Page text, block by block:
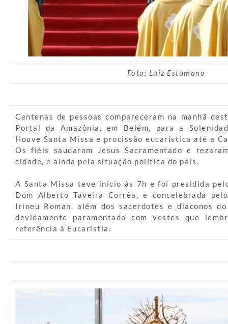
Foto: Luiz Estumano
Centenas de pessoas compareceram na manhã
Portal da Amazônia, em Belém, para a
Houve Santa Missa e procissão eucarística até a
Os fiéis saudaram Jesus Sacramentado e
cidade, e ainda pela situação política do país.
A Santa Missa teve início às 7h e foi presidida
Dom Alberto Taveira Corrêa, e concelebrada
Irineu Roman, além dos sacerdotes e diáconos
devidamente paramentado com vestes que
referência à Eucaristia.